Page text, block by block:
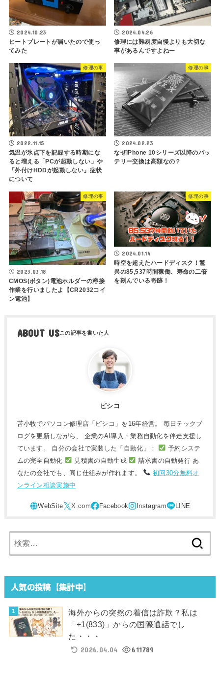
2024.10.23
ヒートプレートが届いたので使っ
てみた
2024.04.26
修理には難易度自慢よりも大切な
事があるんですよねー
修理の事
2022.11.15
気温が氷点下を記録する時期にな
ると増える「PCが起動しない」や
「外付けHDDが起動しない」症状
について
修理の事
2024.02.23
なぜiPhone 10シリーズ以降のバッ
テリー交換は高額なの？
修理の事
2023.03.18
CMOS(ボタン)電池ホルダーの溶接
作業を行いましたよ【CR2032コイ
ン電池】
修理の事
2024.01.14
時空を超えたハードディスク！驚
異の85,537時間稼働、寿命の二倍
を刻んでいる奇跡！
ABOUT US
ピシコ
苫小牧でパソコン修理店「ピシコ」を16年経営。 毎日テックブ
ログを更新しながら、 企業のAI導入・業務自動化を伴走支援し
ています。 自分の会社で実装した「自動化」：
予約システ
ムの完全自動化
見積書の自動生成
請求書の自動発行 あ
なたの会社でも、同じ仕組みが作れます。
初回30分無料オ
ンライン相談実施中
索:
人気の投稿【集計中】
海外からの突然の着信は詐欺？私は
「+1(833)」からの国際通話でし
た・・・
2026.04.04
611789